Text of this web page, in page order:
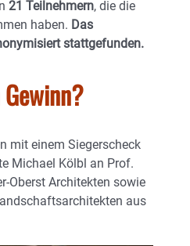
21 Teilnehmern, die die
haben. Das
stattgefunden.
mit einem Siegerscheck
Michael Kölbl an Prof.
Oberst Architekten sowie
aus